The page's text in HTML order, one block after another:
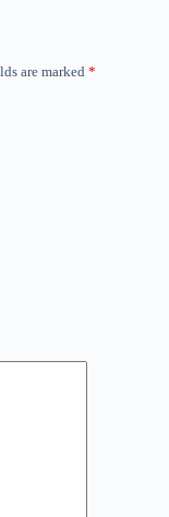
are marked *